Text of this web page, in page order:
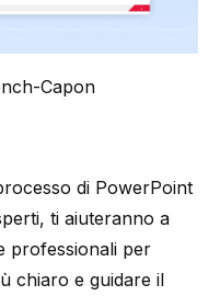
Capon
di PowerPoint
ti aiuteranno a
professionali per
chiaro e guidare il